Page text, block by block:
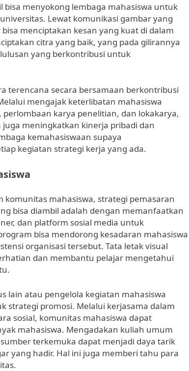
menyokong lembaga mahasiswa untuk
Lewat komunikasi gambar yang
menciptakan kesan yang kuat di dalam
citra yang baik, yang pada gilirannya
yang berkontribusi untuk
terencana secara bersamaan berkontribusi
mengajak keterlibatan mahasiswa
karya penelitian, dan lokakarya,
meningkatkan kinerja pribadi dan
kemahasiswaan supaya
kegiatan strategi kerja yang ada.
komunitas mahasiswa, strategi pemasaran
bisa diambil adalah dengan memanfaatkan
dan platform sosial media untuk
bisa mendorong kesadaran mahasiswa
organisasi tersebut. Tata letak visual
dan membantu pelajar mengetahui
lain atau pengelola kegiatan mahasiswa
strategi promosi. Melalui kerjasama dalam
sosial, komunitas mahasiswa dapat
mahasiswa. Mengadakan kuliah umum
terkemuka dapat menjadi daya tarik
yang hadir. Hal ini juga memberi tahu para